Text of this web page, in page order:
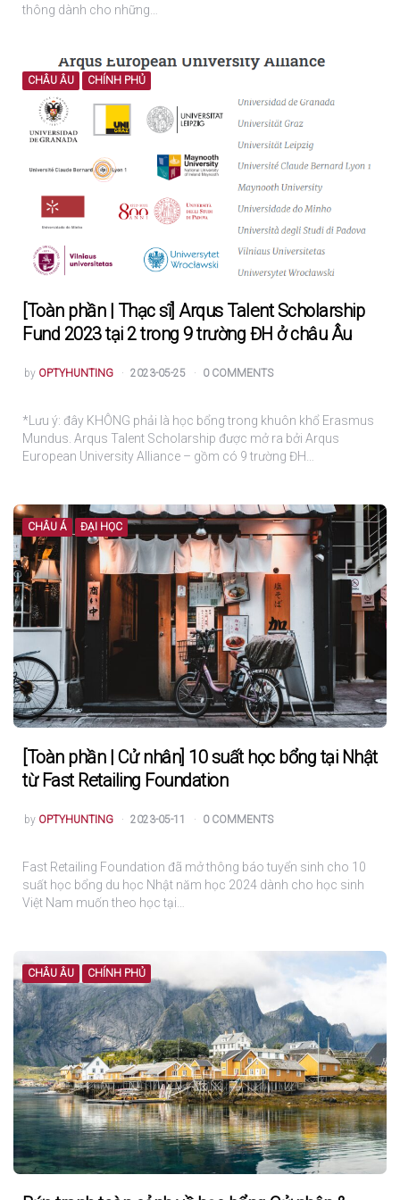
thông dành cho những…
CHÂU ÂU CHÍNH PHỦ
[Toàn phần | Thạc sĩ] Arqus Talent Scholarship
Fund 2023 tại 2 trong 9 trường ĐH ở châu Âu
POSTED
by OPTYHUNTING 2023-05-25 0 COMMENTS
*Lưu ý: đây KHÔNG phải là học bổng trong khuôn khổ Erasmus
Mundus. Arqus Talent Scholarship được mở ra bởi Arqus
European University Alliance – gồm có 9 trường ĐH…
CHÂU Á ĐẠI HỌC
[Toàn phần | Cử nhân] 10 suất học bổng tại Nhật
từ Fast Retailing Foundation
POSTED
by OPTYHUNTING 2023-05-11 0 COMMENTS
Fast Retailing Foundation đã mở thông báo tuyển sinh cho 10
suất học bổng du học Nhật năm học 2024 dành cho học sinh
Việt Nam muốn theo học tại…
CHÂU ÂU CHÍNH PHỦ